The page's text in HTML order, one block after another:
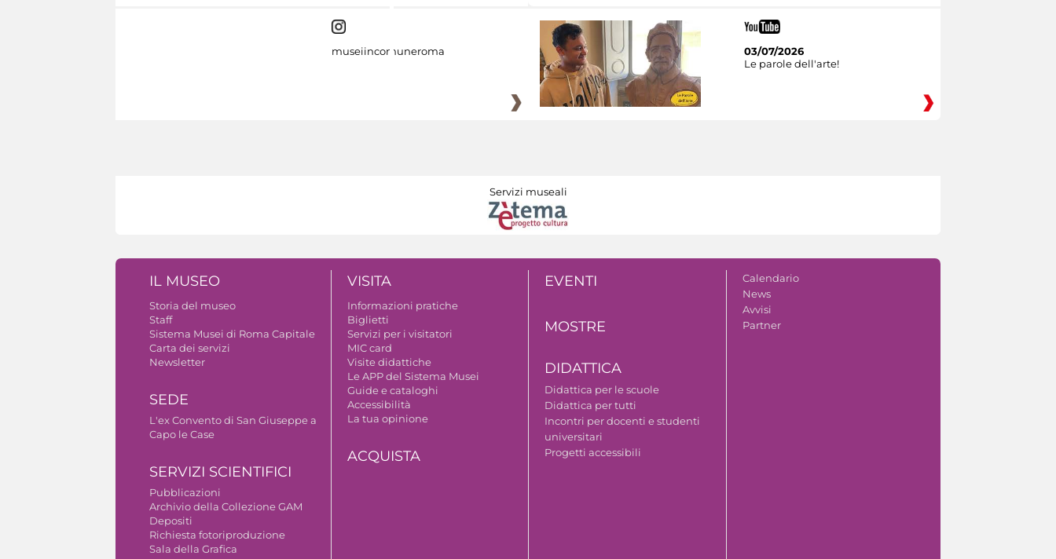
museiincomuneroma
03/07/2026
Le parole dell'arte!
Servizi museali
IL MUSEO
Storia del museo
Staff
Sistema Musei di Roma Capitale
Carta dei servizi
Newsletter
SEDE
L'ex Convento di San Giuseppe a
Capo le Case
SERVIZI SCIENTIFICI
Pubblicazioni
Archivio della Collezione GAM
Depositi
Richiesta fotoriproduzione
Sala della Grafica
VISITA
Informazioni pratiche
Biglietti
Servizi per i visitatori
MIC card
Visite didattiche
Le APP del Sistema Musei
Guide e cataloghi
Accessibilità
La tua opinione
ACQUISTA
EVENTI
MOSTRE
DIDATTICA
Didattica per le scuole
Didattica per tutti
Incontri per docenti e studenti
universitari
Progetti accessibili
Calendario
News
Avvisi
Partner